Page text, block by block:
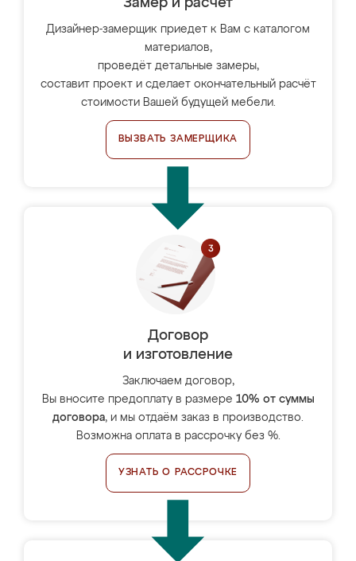
Замер и расчет
Дизайнер-замерщик приедет к Вам с каталогом
материалов,
проведёт детальные замеры,
составит проект и сделает окончательный расчёт
стоимости Вашей будущей мебели.
ВЫЗВАТЬ ЗАМЕРЩИКА
Договор
и изготовление
Заключаем договор,
Вы вносите предоплату в размере 10% от суммы
договора, и мы отдаём заказ в производство.
Возможна оплата в рассрочку без %.
УЗНАТЬ О РАССРОЧКЕ